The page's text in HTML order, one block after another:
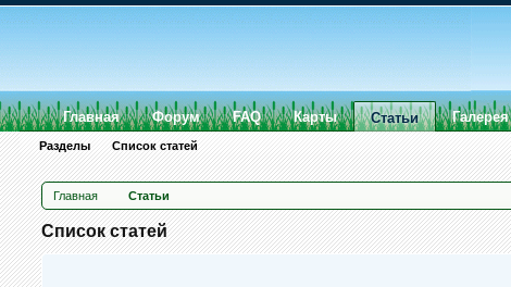
Главная Статьи
Список статей
Главная Форум FAQ Карты Статьи
Разделы Список статей
Галерея